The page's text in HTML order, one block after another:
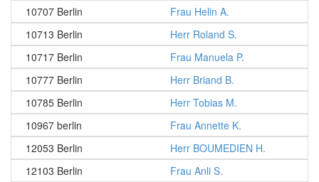
10707 Berlin
Frau Helin A.
10713 Berlin
Herr Roland S.
10717 Berlin
Frau Manuela P.
10777 Berlin
Herr Briand B.
10785 Berlin
Herr Tobias M.
10967 berlin
Frau Annette K.
12053 Berlin
Herr BOUMEDIEN H.
12103 Berlin
Frau Anli S.